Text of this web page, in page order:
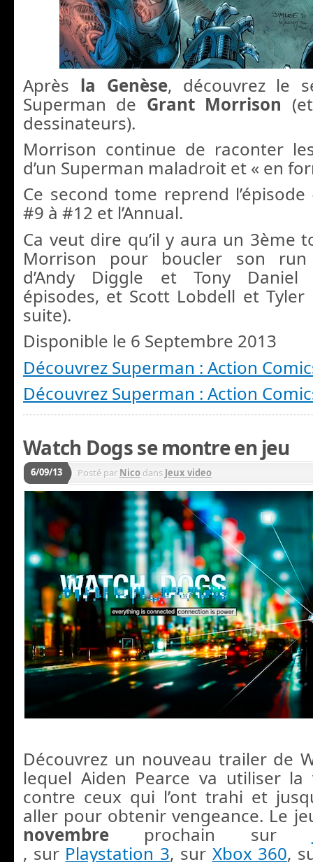
Après la Genèse, découvrez le
Superman de Grant Morrison
dessinateurs).
Morrison continue de raconter
d’un Superman maladroit et « en
Ce second tome reprend
#9 à #12 et l’Annual.
Ca veut dire qu’il y aura un 3ème
Morrison pour boucler son run
d’Andy Diggle et Tony Daniel
épisodes, et Scott Lobdell et
suite).
Disponible le 6 Septembre 2013
Découvrez Superman : Action
Découvrez Superman : Action
Watch Dogs se montre en jeu
6/09/13 Posté par Nico dans Jeux video
Découvrez un nouveau trailer de
lequel Aiden Pearce va utiliser la
contre ceux qui l’ont trahi et
aller pour obtenir vengeance. Le
novembre prochain sur
, sur Playstation 3, sur Xbox 360,